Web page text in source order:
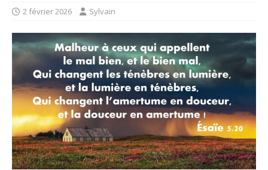
2 février 2026 Sylvain